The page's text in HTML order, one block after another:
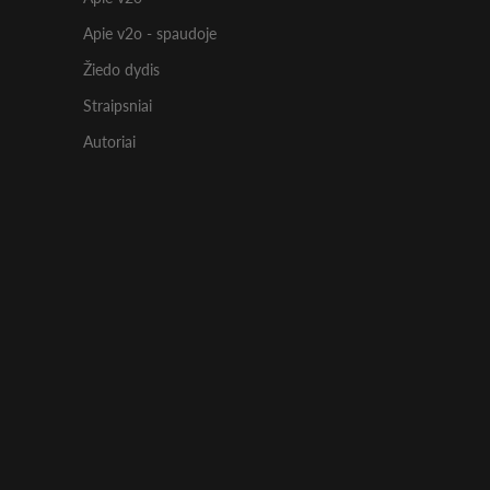
Apie v2o - spaudoje
Žiedo dydis
Straipsniai
Autoriai